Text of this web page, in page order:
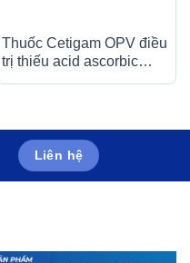
Thuốc Cetigam OPV điều
trị thiếu acid ascorbic
(bệnh Scorbut), tăng
Liên hệ